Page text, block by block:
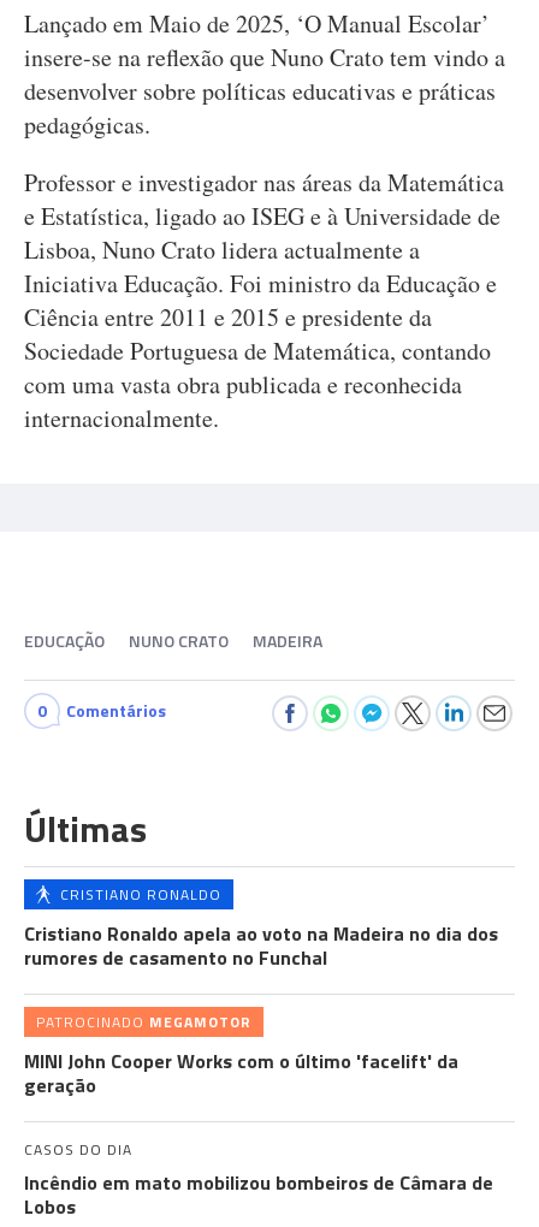
Lançado em Maio de 2025, ‘O Manual Escolar’
insere-se na reflexão que Nuno Crato tem vindo a
desenvolver sobre políticas educativas e práticas
pedagógicas.
Professor e investigador nas áreas da Matemática
e Estatística, ligado ao ISEG e à Universidade de
Lisboa, Nuno Crato lidera actualmente a
Iniciativa Educação. Foi ministro da Educação e
Ciência entre 2011 e 2015 e presidente da
Sociedade Portuguesa de Matemática, contando
com uma vasta obra publicada e reconhecida
internacionalmente.
EDUCAÇÃO NUNO CRATO MADEIRA
0 Comentários
Últimas
CRISTIANO RONALDO
Cristiano Ronaldo apela ao voto na Madeira no dia dos
rumores de casamento no Funchal
PATROCINADO MEGAMOTOR
MINI John Cooper Works com o último 'facelift' da
geração
CASOS DO DIA
Incêndio em mato mobilizou bombeiros de Câmara de
Lobos